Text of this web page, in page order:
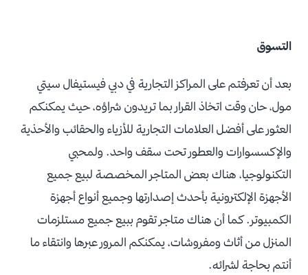
التسوق
بعد أن تعرفتم على المراكز التجارية في دبي فيستيفال سيتي
مول، حان وقت اتخاذ القرار بما تريدون شراؤه، حيث يمكنكم
العثور على أفضل العلامات التجارية للأزياء والحقائب والأحذية
والإكسسوارات والعطور تحت سقف واحد. ولمحبي
التكنولوجيا، هناك بعض المتاجر المخصصة لبيع جميع
الأجهزة الإلكترونية بأحدث إصدارتها وجميع أنواع أجهزة
الكمبيوتر. كما أن هناك متاجر تقوم ببيع جميع مستلزمات
المنزل من أثاث ومفروشات، يمكنكم المرور عبرها وانتقاء ما
أنتم بحاجة لشرائه.